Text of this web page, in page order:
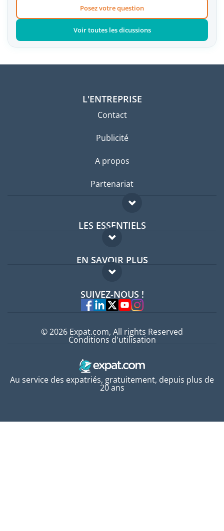
Posez votre question
Voir toutes les dicussions
L'ENTREPRISE
Contact
Publicité
A propos
Partenariat
LES ESSENTIELS
Forum expatriés
Guides pays
EN SAVOIR PLUS
FAQ
Experts
SUIVEZ-NOUS !
Au service des expatriés, gratuitement, depuis plus de
20 ans
© 2026 Expat.com, All rights Reserved
Conditions d'utilisation